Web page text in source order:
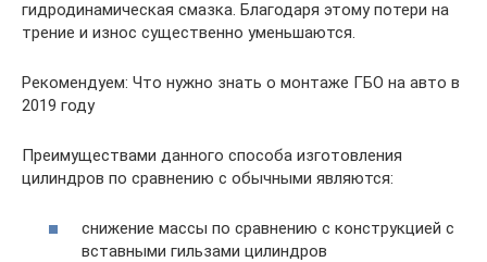
гидродинамическая смазка. Благодаря этому потери на
трение и износ существенно уменьшаются.
Рекомендуем: Что нужно знать о монтаже ГБО на авто в
2019 году
Преимуществами данного способа изготовления
цилиндров по сравнению с обычными являются:
снижение массы по сравнению с конструкцией с
вставными гильзами цилиндров